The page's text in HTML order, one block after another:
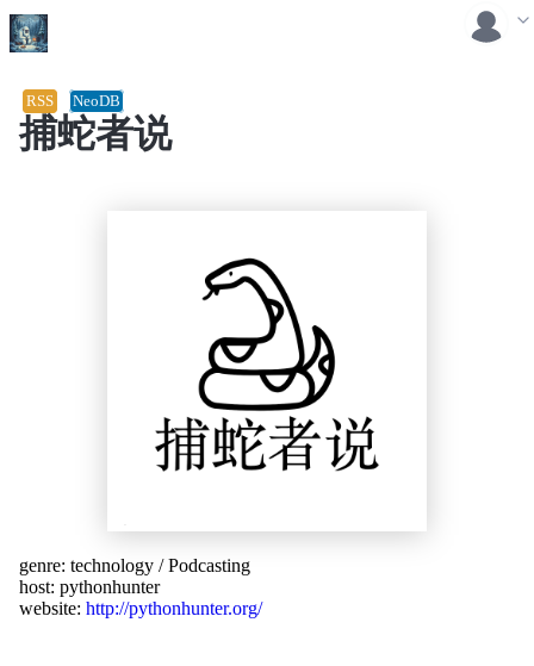
捕蛇者说
RSS NeoDB
genre: technology /Podcasting
host: pythonhunter
website: http://pythonhunter.org/